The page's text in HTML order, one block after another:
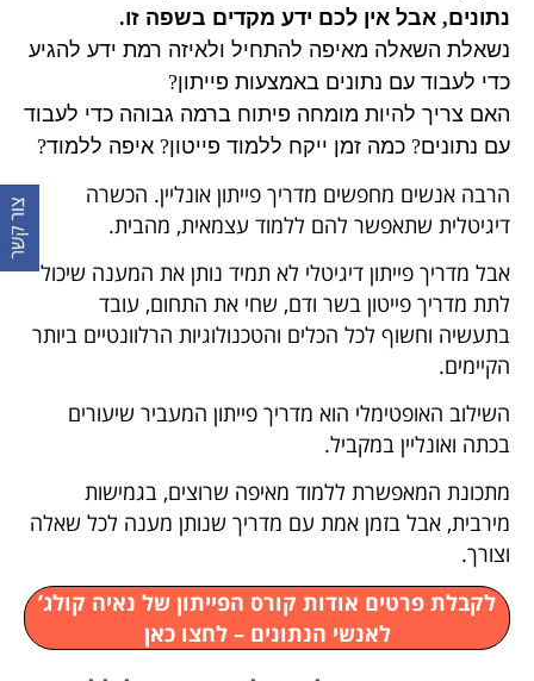
נתונים, אבל אין לכם ידע מקדים בשפה זו.
נשאלת השאלה מאיפה להתחיל ולאיזה רמת ידע להגיע
כדי לעבוד עם נתונים באמצעות פייתון?
האם צריך להיות מומחה פיתוח ברמה גבוהה כדי לעבוד
עם נתונים? כמה זמן ייקח ללמוד פייטון? איפה ללמוד?
הרבה אנשים מחפשים מדריך פייתון אונליין. הכשרה
דיגיטלית שתאפשר להם ללמוד עצמאית, מהבית.
אבל מדריך פייתון דיגיטלי לא תמיד נותן את המענה שיכול
לתת מדריך פייטון בשר ודם, שחי את התחום, עובד
בתעשיה וחשוף לכל הכלים והטכנולוגיות הרלוונטיים ביותר
הקיימים.
השילוב האופטימלי הוא מדריך פייתון המעביר שיעורים
בכתה ואונליין במקביל.
מתכונת המאפשרת ללמוד מאיפה שרוצים, בגמישות
מירבית, אבל בזמן אמת עם מדריך שנותן מענה לכל שאלה
וצורך.
לקבלת פרטים אודות קורס הפייתון של נאיה קולג’
לאנשי הנתונים – לחצו כאן